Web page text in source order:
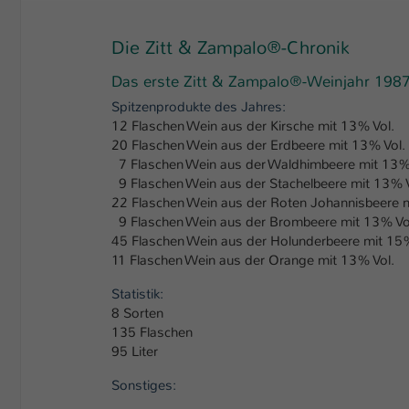
Die Zitt & Zampalo®-Chronik
Das erste Zitt & Zampalo®-Weinjahr 1987
Spitzenprodukte des Jahres:
12 Flaschen Wein aus der Kirsche mit 13% Vol.
20 Flaschen Wein aus der Erdbeere mit 13% Vol.
7 Flaschen Wein aus der Waldhimbeere mit
9 Flaschen Wein aus der Stachelbeere mit 13%
22 Flaschen Wein aus der Roten Johannisbeere
9 Flaschen Wein aus der Brombeere mit 13%
45 Flaschen Wein aus der Holunderbeere mit
11 Flaschen Wein aus der Orange mit 13% Vol.
Statistik:
8 Sorten
135 Flaschen
95 Liter
Sonstiges: